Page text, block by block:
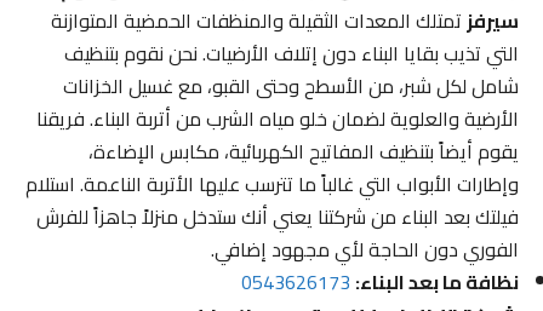
سيرفزتمتلك المعدات الثقيلة والمنظفات الحمضية المتوازنة
التي تذيب بقايا البناء دون إتلاف الأرضيات. نحن نقوم بتنظيف
شامل لكل شبر، من الأسطح وحتى القبو، مع غسيل الخزانات
الأرضية والعلوية لضمان خلو مياه الشرب من أتربة البناء. فريقنا
يقوم أيضاً بتنظيف المفاتيح الكهربائية، مكابس الإضاءة،
وإطارات الأبواب التي غالباً ما تترسب عليها الأتربة الناعمة. استلام
فيلتك بعد البناء من شركتنا يعني أنك ستدخل منزلاً جاهزاً للفرش
الفوري دون الحاجة لأي مجهود إضافي.
نظافة ما بعد البناء:0543626173